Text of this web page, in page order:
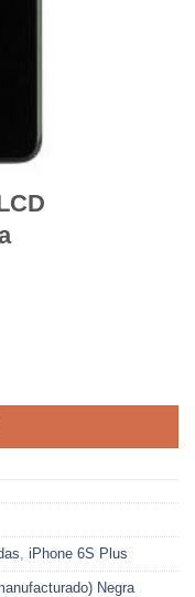
Negra
iPhone 6S Plus
Negra